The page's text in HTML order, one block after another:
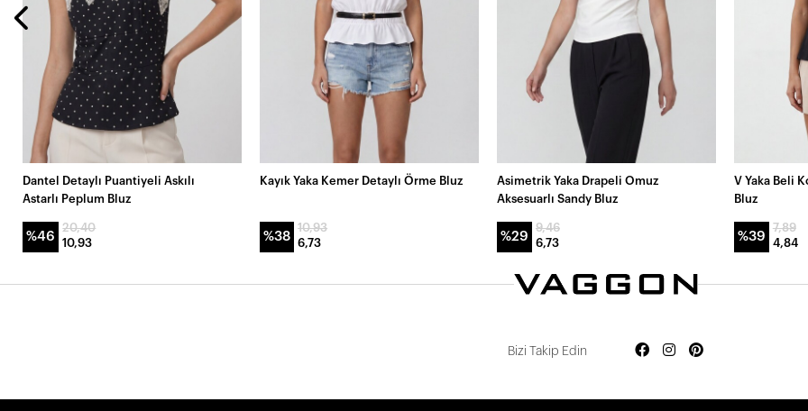
Dantel Detaylı Puantiyeli Askılı
Astarlı Peplum Bluz
%46
20,40
10,93
Kayık Yaka Kemer Detaylı Örme Bluz
%38
10,93
6,73
Asimetrik Yaka Drapeli Omuz
Aksesuarlı Sandy Bluz
%29
9,46
6,73
V Yaka Beli
Bluz
%39
7,89
4,84
Bizi Takip Edin